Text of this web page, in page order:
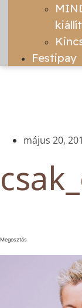
Festipay
május 20,
Megosztás